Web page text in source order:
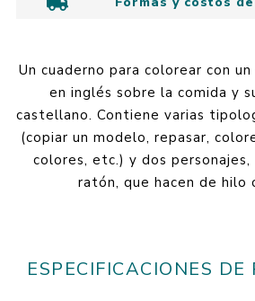
Un cuaderno para colorear con
en inglés sobre la comida y
castellano. Contiene varias
(copiar un modelo, repasar,
colores, etc.) y dos
ratón, que hacen de hilo
ESPECIFICACIONES DE